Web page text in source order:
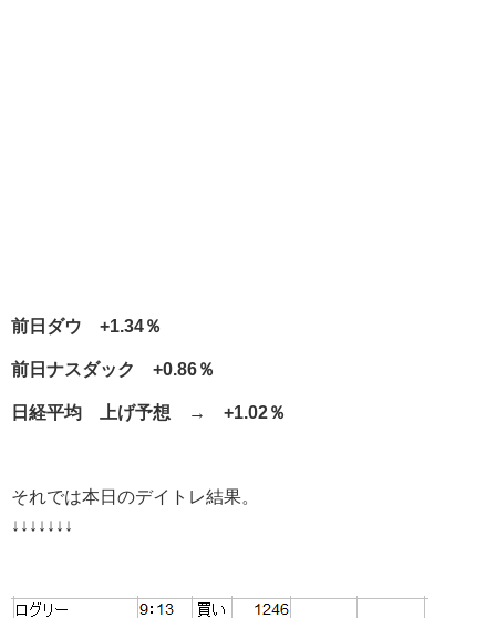
前日ダウ +1.34％
前日ナスダック +0.86％
日経平均 上げ予想 → +1.02％
それでは本日のデイトレ結果。
↓↓↓↓↓↓↓